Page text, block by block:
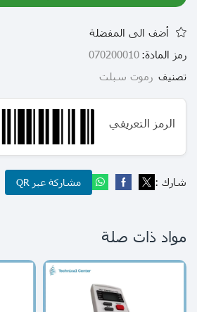
أضف الى المفضلة
رمز المادة: 070200010
تصنيف رموت سبلت
الرمز التعريفي
شارك : مشاركة عبر QR
مواد ذات صلة